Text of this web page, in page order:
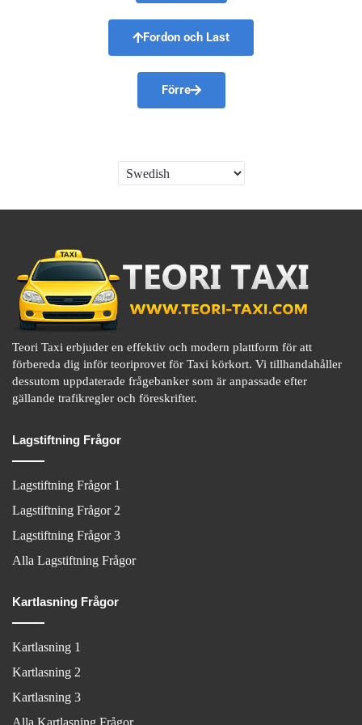
Fordon och Last
Förre
Teori Taxi erbjuder en effektiv och modern plattform för att
förbereda dig inför teoriprovet för Taxi körkort. Vi tillhandahåller
dessutom uppdaterade frågebanker som är anpassade efter
gällande trafikregler och föreskrifter.
Lagstiftning Frågor
Lagstiftning Frågor 1
Lagstiftning Frågor 2
Lagstiftning Frågor 3
Alla Lagstiftning Frågor
Kartlasning Frågor
Kartlasning 1
Kartlasning 2
Kartlasning 3
Alla Kartlasning Frågor